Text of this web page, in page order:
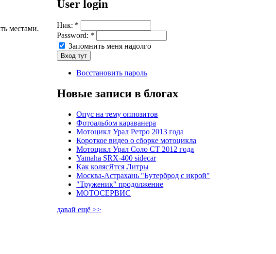
местами.
User login
Ник: *
Password: *
Запомнить меня надолго
Восстановить пароль
Новые записи в блогах
Опус на тему оппозитов
Фотоальбом караванера
Мотоцикл Урал Ретро 2013 года
Короткое видео о сборке мотоцикла
Мотоцикл Урал Соло СТ 2012 года
Yamaha SRX-400 sidecar
Как колясЯтся Литры
Москва-Астрахань "Бутерброд с икрой"
"Труженик" продолжение
МОТОСЕРВИС
давай ещё >>